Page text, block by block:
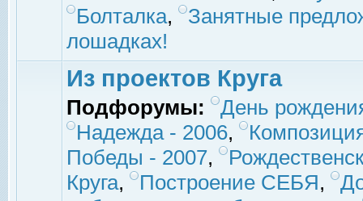
Болталка,
Занятные
лошадках!
Из проектов Круга
Подфорумы:
День
Надежда - 2006,
Победы - 2007,
Круга, Построение СЕБЯ,